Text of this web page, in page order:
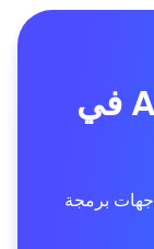
ممارسة تصميم API في
برمجة